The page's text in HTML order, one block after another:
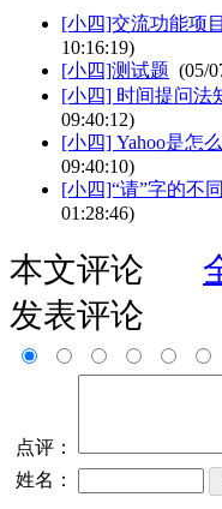
[小四]交流功能项
10:16:19)
[小四]测试题 (05/
[小四] 时间提问法
09:40:12)
[小四] Yahoo是怎
09:40:10)
[小四]“请”字的不
01:28:46)
本文评论
发表评论
点评：
姓名：